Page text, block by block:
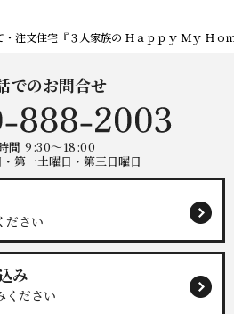
注文住宅『３人家族の Ｈａｐｐｙ Ｍｙ Ｈ
でのお問合せ
間 9:30～18:00
第一土曜日・第三日曜日
ださい
み
ください